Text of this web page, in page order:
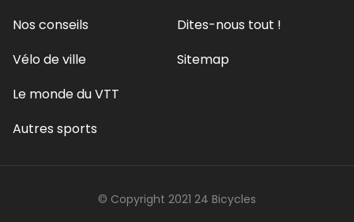
Nos conseils
Vélo de ville
Le monde du VTT
Autres sports
Dites-nous tout !
Sitemap
© Copyright 2021 24 Bicycles